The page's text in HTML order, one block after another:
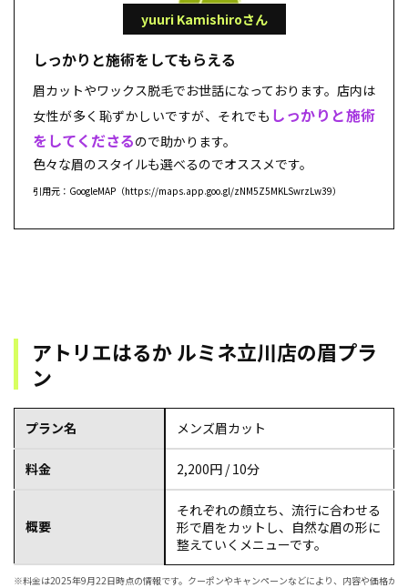
yuuri Kamishiroさん
しっかりと施術をしてもらえる
眉カットやワックス脱毛でお世話になっております。店内は
女性が多く恥ずかしいですが、それでも しっかりと施術
をしてくださるので助かります。
色々な眉のスタイルも選べるのでオススメです。
引用元：GoogleMAP（https://maps.app.goo.gl/zNM5Z5MKLSwrzLw39）
アトリエはるか ルミネ立川店の眉プラ
ン
プラン名 メンズ眉カット
料金 2,200円 / 10分
概要
それぞれの顔立ち、流行に合わせる
形で眉をカットし、自然な眉の形に
整えていくメニューです。
※料金は2025年9月22日時点の情報です。クーポンやキャンペーンなどにより、内容や価格が